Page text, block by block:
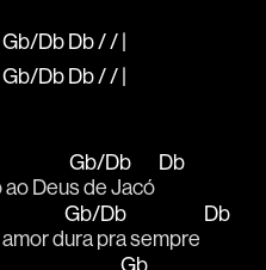
Db Db / / |
Db Db / / |
ao Deu
Gb/Db
s de Jacó
Db
d
Gb/Db
ura pra sempre
Db